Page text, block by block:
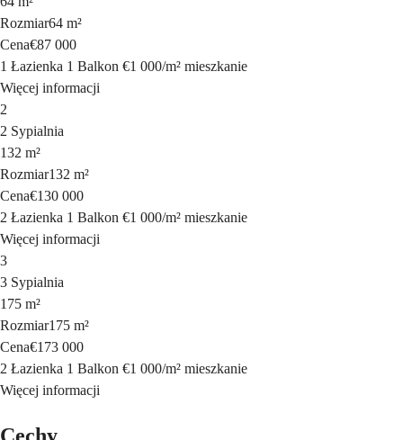
Rozmiar64 m²
Cena€87 000
1 Łazienka 1 Balkon €1 000/m² mieszkanie
Więcej informacji
2
2 Sypialnia
132 m²
Rozmiar132 m²
Cena€130 000
2 Łazienka 1 Balkon €1 000/m² mieszkanie
Więcej informacji
3
3 Sypialnia
175 m²
Rozmiar175 m²
Cena€173 000
2 Łazienka 1 Balkon €1 000/m² mieszkanie
Więcej informacji